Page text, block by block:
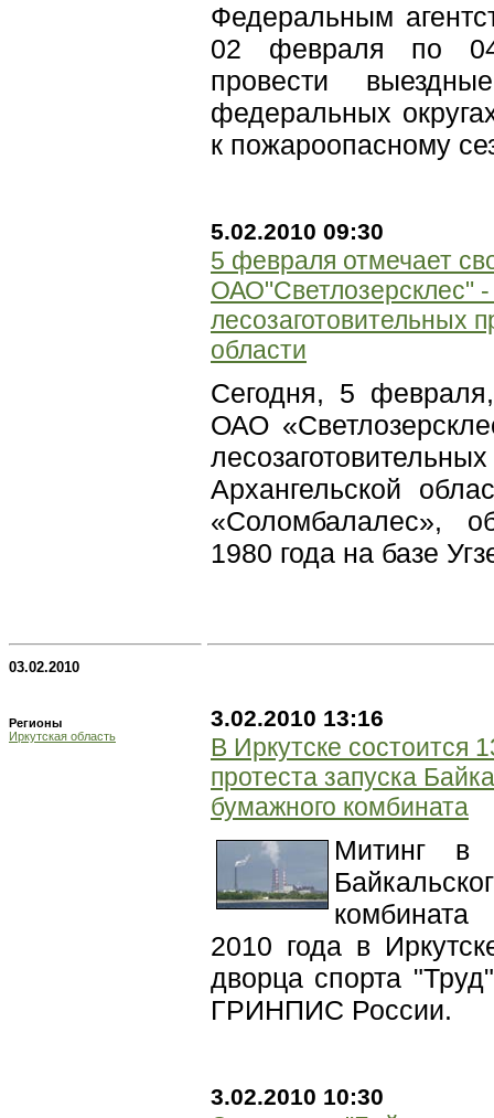
Федеральным
02 февраля по 04
провести
федеральных
к пожароопасному
5.02.2010 09:30
5 февраля отмечает
ОАО"Светлозерсклес"
лесозаготовительных
области
Сегодня, 5
ОАО
Архангельской
«Соломбалалес»,
1980 года на базе
03.02.2010
Регионы
Иркутская область
3.02.2010 13:16
В Иркутске состоится
протеста запуска
бумажного комбината
Митинг в
2010 года в
дворца спорта
ГРИНПИС России.
3.02.2010 10:30